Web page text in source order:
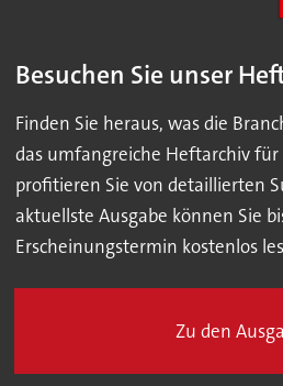
Besuchen Sie unser
Finden Sie heraus, was die
das umfangreiche Heftarchiv für
profitieren Sie von detaillierten
aktuellste Ausgabe können Sie
Erscheinungstermin kostenlos
Zu den